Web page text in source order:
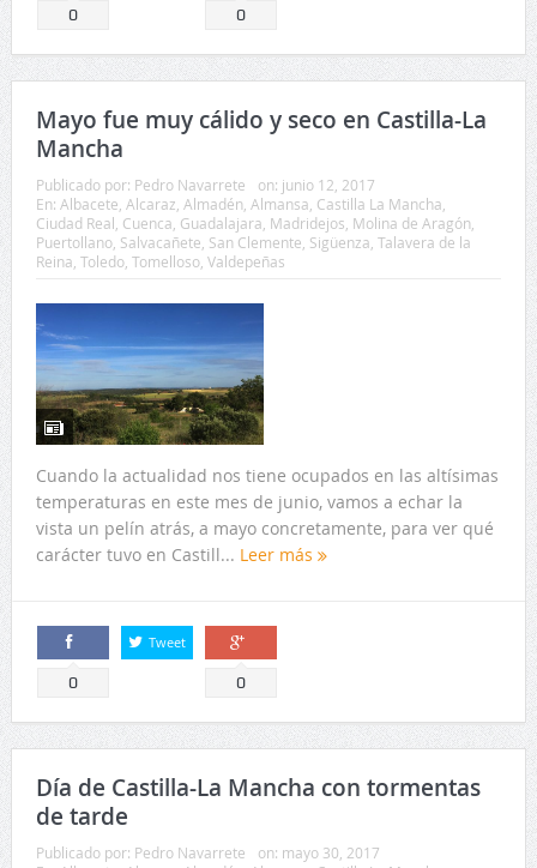
Mancha
Publicado por:Pedro Navarrete on:
junio 12, 2017
En:Albacete,Alcaraz,Almadén,Almansa,Castilla La Mancha,
Puertollano,Salvacañete,San Clemente,Sigüenza Talavera de la
Reina,Toledo
Cuando la actualidad nos tiene ocupados en las altísimas
temperaturas en este mes de junio, vamos a echar la
vista un pelín atrás, a mayo concretamente, para ver qué
carácter tuvo en Castill...Leer más
Comparte
0
Tweet
Comparte
0
Día de Castilla-La Mancha con tormentas
de tarde
Publicado por: Pedro Navarrete on:
mayo 30, 2017
En:Albacete,Alcaraz,Almadén,Almansa,Castilla La Mancha,
Puertollano ,Salvacañete ,San Clemente,Sigüenza,Talavera de la
Reina,Toledo,